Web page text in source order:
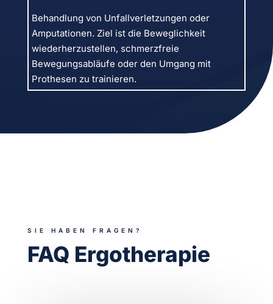
Behandlung von Unfallverletzungen oder
Amputationen. Ziel ist die Beweglichkeit
wiederherzustellen, schmerzfreie
Bewegungsabläufe oder den Umgang mit
Prothesen zu trainieren.
SIE HABEN FRAGEN?
FAQ Ergotherapie